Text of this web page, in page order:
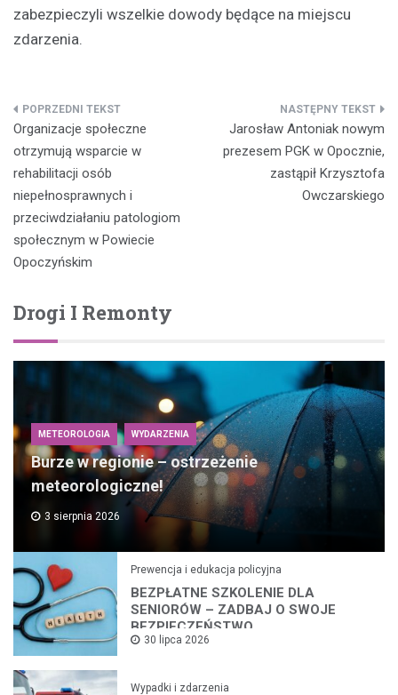
zabezpieczyli wszelkie dowody będące na miejscu
zdarzenia.
Nawigacja
wpisu
Organizacje społeczne
otrzymują wsparcie w
rehabilitacji osób
niepełnosprawnych i
przeciwdziałaniu patologiom
społecznym w Powiecie
Opoczyńskim
Jarosław Antoniak nowym
prezesem PGK w Opocznie,
zastąpił Krzysztofa
Owczarskiego
Drogi I Remonty
METEOROLOGIA WYDARZENIA
Burze w regionie – ostrzeżenie
meteorologiczne!
3 sierpnia 2026
Prewencja i edukacja policyjna
BEZPŁATNE SZKOLENIE DLA
SENIORÓW – ZADBAJ O SWOJE
BEZPIECZEŃSTWO
30 lipca 2026
Wypadki i zdarzenia